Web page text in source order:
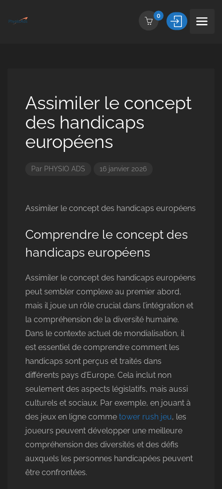
0
Assimiler le concept
des handicaps
européens
Par PHYSIO ADS 16 janvier 2026
Assimiler le concept des handicaps européens
Comprendre le concept des
handicaps européens
Assimiler le concept des handicaps européens
peut sembler complexe au premier abord,
mais il joue un rôle crucial dans l’intégration et
la compréhension de la diversité humaine.
Dans le contexte actuel de mondialisation, il
est essentiel de comprendre comment les
handicaps sont perçus et traités dans
différents pays d’Europe. Cela inclut non
seulement des aspects législatifs, mais aussi
culturels et sociaux. Par exemple, en jouant à
des jeux en ligne comme tower rush jeu, les
joueurs peuvent développer une meilleure
compréhension des diversités et des défis
auxquels les personnes handicapées peuvent
être confrontées.